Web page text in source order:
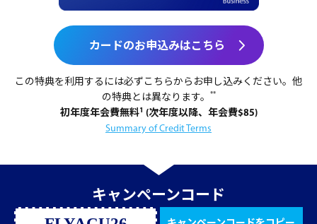
カードのお申込みはこちら
この特典を利用するには必ずこちらからお申し込みください。他
の特典とは異なります。
**
初年度年会費無料1 (次年度以降、年会費$85)
Summary of Credit Terms
キャンペーンコード